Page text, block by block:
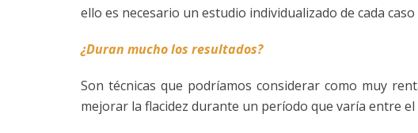
ello es necesario un estudio individualizado de cada
¿Duran mucho los resultados?
Son técnicas que podríamos considerar como muy
mejorar la flacidez durante un período que varía entre el